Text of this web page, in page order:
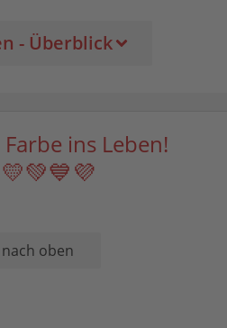
- Überblick
ins Leben!
nach oben